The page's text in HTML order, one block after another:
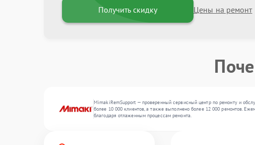
Получить скидку Цены на ремонт
MimakiRemSupport — проверенный сервисный центр по ремонту и
более 10 000 клиентов, а также выполнено более 12 000 ремонтов.
благодаря отлаженным процессам ремонта.